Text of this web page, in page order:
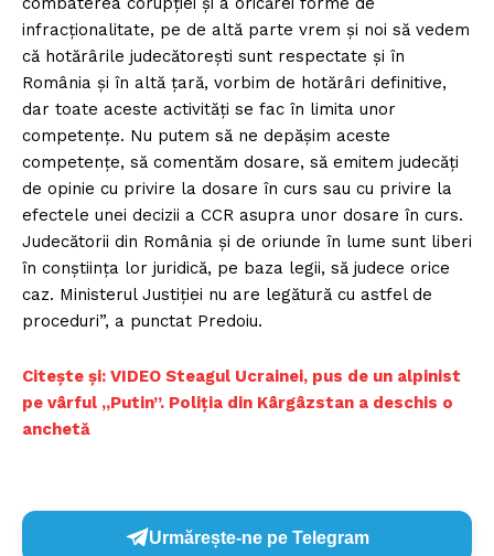
infracţionalitate, pe de altă parte vrem şi noi să vedem
că hotărârile judecătoreşti sunt respectate şi în
România şi în altă ţară, vorbim de hotărâri definitive,
dar toate aceste activităţi se fac în limita unor
competenţe. Nu putem să ne depăşim aceste
competenţe, să comentăm dosare, să emitem judecăţi
de opinie cu privire la dosare în curs sau cu privire la
efectele unei decizii a CCR asupra unor dosare în curs.
Judecătorii din România şi de oriunde în lume sunt liberi
în conştiinţa lor juridică, pe baza legii, să judece orice
caz. Ministerul Justiţiei nu are legătură cu astfel de
proceduri”, a punctat Predoiu.
Citește și: VIDEO Steagul Ucrainei, pus de un alpinist
pe vârful „Putin”. Poliția din Kârgâzstan a deschis o
anchetă
Urmărește-ne pe Telegram